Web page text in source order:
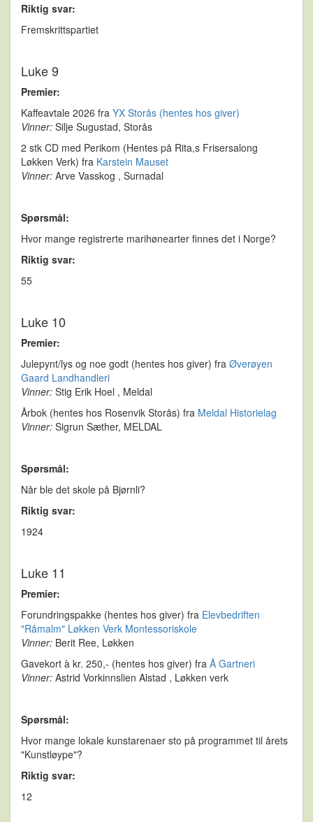
Riktig svar:
Fremskrittspartiet
Luke 9
Premier:
Kaffeavtale 2026 fra YX Storås (hentes hos giver)
Vinner: Silje Sugustad, Storås
2 stk CD med Perikom (Hentes på Rita,s Frisersalong
Løkken Verk) fra Karstein Mauset
Vinner: Arve Vasskog , Surnadal
Spørsmål:
Hvor mange registrerte marihønearter finnes det i Norge?
Riktig svar:
55
Luke 10
Premier:
Julepynt/lys og noe godt (hentes hos giver) fra Øverøyen
Gaard Landhandleri
Vinner: Stig Erik Hoel , Meldal
Årbok (hentes hos Rosenvik Storås) fra Meldal Historielag
Vinner: Sigrun Sæther, MELDAL
Spørsmål:
Når ble det skole på Bjørnli?
Riktig svar:
1924
Luke 11
Premier:
Forundringspakke (hentes hos giver) fra Elevbedriften
"Råmalm" Løkken Verk Montessoriskole
Vinner: Berit Ree, Løkken
Gavekort à kr. 250,- (hentes hos giver) fra Å Gartneri
Vinner: Astrid Vorkinnslien Alstad , Løkken verk
Spørsmål:
Hvor mange lokale kunstarenaer sto på programmet til årets
"Kunstløype"?
Riktig svar:
12